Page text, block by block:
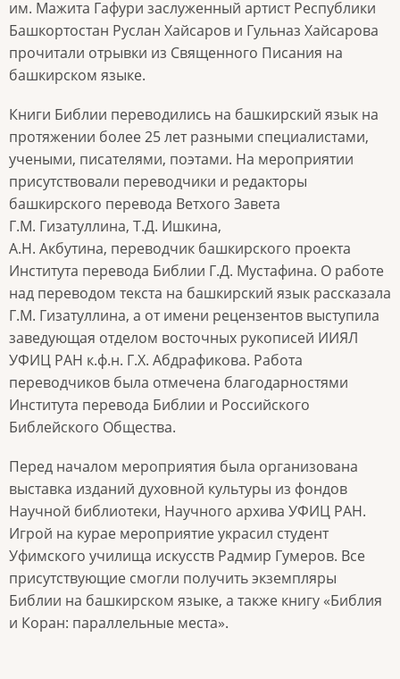
им. Мажита Гафури заслуженный артист Республики
Башкортостан Руслан Хайсаров и Гульназ Хайсарова
прочитали отрывки из Священного Писания на
башкирском языке.
Книги Библии переводились на башкирский язык на
протяжении более 25 лет разными специалистами,
учеными, писателями, поэтами. На мероприятии
присутствовали переводчики и редакторы
башкирского перевода Ветхого Завета
Г.М. Гизатуллина, Т.Д. Ишкина,
А.Н. Акбутина, переводчик башкирского проекта
Института перевода Библии Г.Д. Мустафина. О работе
над переводом текста на башкирский язык рассказала
Г.М. Гизатуллина, а от имени рецензентов выступила
заведующая отделом восточных рукописей ИИЯЛ
УФИЦ РАН к.ф.н. Г.Х. Абдрафикова. Работа
переводчиков была отмечена благодарностями
Института перевода Библии и Российского
Библейского Общества.
Перед началом мероприятия была организована
выставка изданий духовной культуры из фондов
Научной библиотеки, Научного архива УФИЦ РАН.
Игрой на курае мероприятие украсил студент
Уфимского училища искусств Радмир Гумеров. Все
присутствующие смогли получить экземпляры
Библии на башкирском языке, а также книгу «Библия
и Коран: параллельные места».